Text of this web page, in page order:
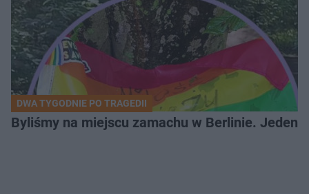
DWA TYGODNIE PO TRAGEDII
Byliśmy na miejscu zamachu w Berlinie. Jeden